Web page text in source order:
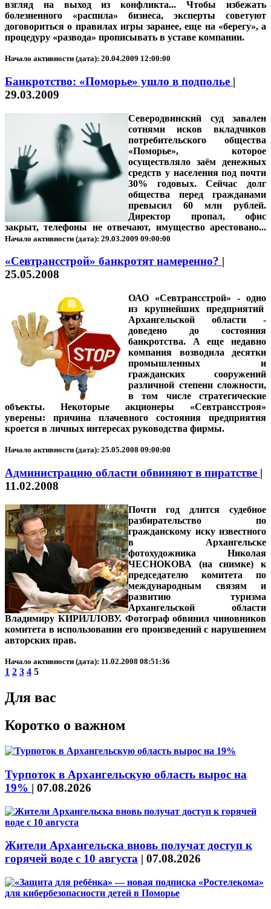
взгляд на выход из конфликта...Чтобы избежать
болезненного «распила» бизнеса, эксперты советуют
договориться о правилах игры заранее, еще на «берегу», а
процедуру «развода» прописывать в уставе компании.
Начало активности (дата): 20.04.2009 12:00:00
Банкротство: «Поморье» ушло в подполье |
29.03.2009
Северодвинский суд завален
сотнями исков вкладчиков
потребительского общества
«Поморье», которое
осуществляло заём денежных
средств у населения под почти
30% годовых. Сейчас долг
общества перед гражданами
превысил 60 млн рублей.
Директор пропал, офис
закрыт, телефоны не отвечают, имущество арестовано...
Начало активности (дата): 29.03.2009 09:00:00
«Севтрансстрой» банкротят намеренно? |
25.05.2008
ОАО «Севтрансстрой» - одно
из крупнейших предприятий
Архангельской области -
доведено до состояния
банкротства. А еще недавно
компания возводила десятки
промышленных и
гражданских сооружений
различной степени сложности,
в том числе стратегические
объекты. Некоторые акционеры «Севтрансстроя»
уверены: причина плачевного состояния предприятия
кроется в личных интересах руководства фирмы.
Начало активности (дата): 25.05.2008 09:00:00
Администрацию области обвиняют в пиратстве |
11.02.2008
Почти год длится судебное
разбирательство по
гражданскому иску известного
в Архангельске
фотохудожника Николая
ЧЕСНОКОВА (на снимке) к
председателю комитета по
международным связям и
развитию туризма
Архангельской области
Владимиру КИРИЛЛОВУ. Фотограф обвинил чиновников
комитета в использовании его произведений с нарушением
авторских прав.
Начало активности (дата): 11.02.2008 08:51:36
1 2 3 4 5
Для вас
Коротко о важном
Турпоток в Архангельскую область вырос на
19% | 07.08.2026
Жители Архангельска вновь получат доступ к
горячей воде с 10 августа | 07.08.2026